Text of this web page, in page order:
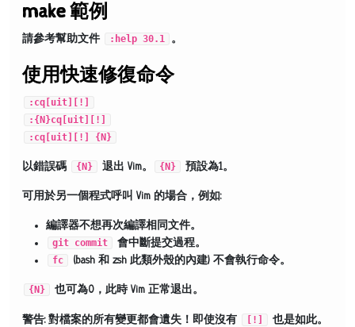
make 範例
請參考幫助文件 :help 30.1 。
使用快速修復命令
:cq[uit][!]
:{N}cq[uit][!]
:cq[uit][!] {N}
以錯誤碼 {N} 退出 Vim。 {N} 預設為1。
可用於另一個程式呼叫 Vim 的場合，例如:
編譯器不想再次編譯相同文件。
git commit 會中斷提交過程。
fc (bash 和 zsh 此類外殼的內建) 不會執行命令。
{N} 也可為0，此時 Vim 正常退出。
警告: 對檔案的所有變更都會遺失！即使沒有 [!]
也是如此。